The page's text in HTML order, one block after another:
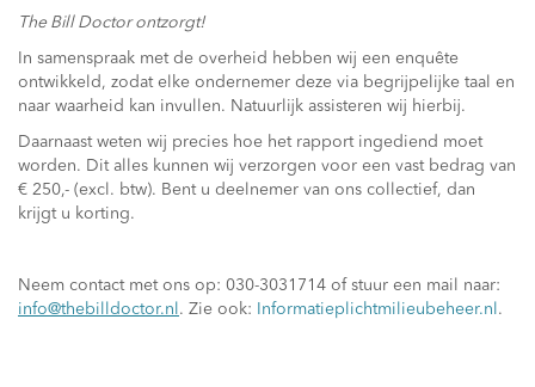
The Bill Doctor ontzorgt!
In samenspraak met de overheid hebben wij een enquête
ontwikkeld, zodat elke ondernemer deze via begrijpelijke taal en
naar waarheid kan invullen. Natuurlijk assisteren wij hierbij.
Daarnaast weten wij precies hoe het rapport ingediend moet
worden. Dit alles kunnen wij verzorgen voor een vast bedrag van
€ 250,- (excl. btw). Bent u deelnemer van ons collectief, dan
krijgt u korting.
Neem contact met ons op: 030-3031714 of stuur een mail naar:
info@thebilldoctor.nl . Zie ook: Informatieplichtmilieubeheer.nl .